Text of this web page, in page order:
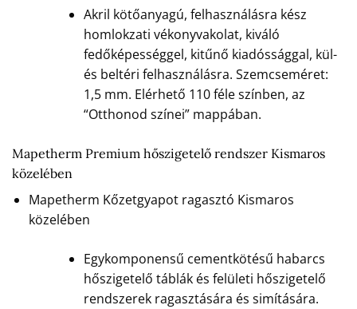
Akril kötőanyagú, felhasználásra kész
homlokzati vékonyvakolat, kiváló
fedőképességgel, kitűnő kiadóssággal, kül-
és beltéri felhasználásra. Szemcseméret:
1,5 mm. Elérhető 110 féle színben, az
“Otthonod színei” mappában.
Mapetherm Premium hőszigetelő rendszer Kismaros
közelében
Mapetherm Kőzetgyapot ragasztó Kismaros
közelében
Egykomponensű cementkötésű habarcs
hőszigetelő táblák és felületi hőszigetelő
rendszerek ragasztására és simítására.